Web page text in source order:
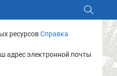
ресурсовСправка
адрес электронной почты